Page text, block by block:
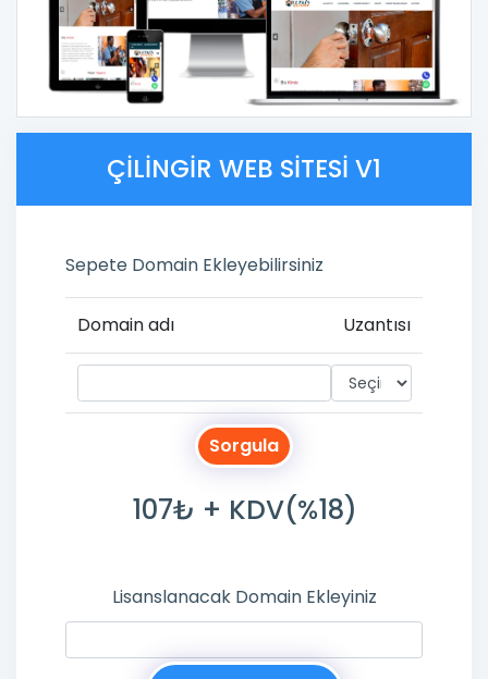
ÇILINGIR WEB SITESI V1
Sepete Domain Ekleyebilirsiniz
Domain adı Uzantısı
Sorgula
107₺ + KDV(%18)
Lisanslanacak Domain Ekleyiniz